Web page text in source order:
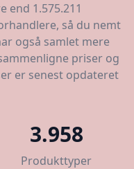
end 1.575.211
så du nemt
også samlet mere
priser og
er senest opdateret
3.958
Produkttyper